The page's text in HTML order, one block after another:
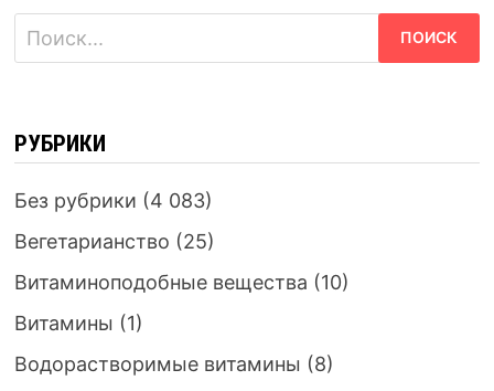
Найти:
РУБРИКИ
Без рубрики (4 083)
Вегетарианство (25)
Витаминоподобные вещества (10)
Витамины (1)
Водорастворимые витамины (8)